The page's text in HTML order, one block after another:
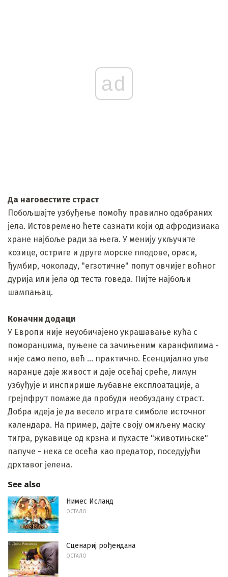
ad
Да наговестите страст
Побољшајте узбуђење помоћу правилно одабраних
јела. Истовремено ћете сазнати који од афродизиака
хране најбоље ради за њега. У менију укључите
козице, остриге и друге морске плодове, ораси,
ђумбир, чоколаду, "егзотичне" попут овчијег воћног
дурија или јела од теста говеда. Пијте најбољи
шампањац.
Коначни додаци
У Европи није неуобичајено украшавање кућа с
поморанџима, пуњене са зачињеним каранфилима -
није само лепо, већ ... практично. Есенцијално уље
наранџе даје живост и даје осећај среће, лимун
узбуђује и инспирише љубавне експлоатације, а
грејпфрут помаже да пробуди необуздану страст.
Добра идеја је да весело играте симболе источног
календара. На пример, дајте своју омиљену маску
тигра, рукавице од крзна и пухасте "животињске"
папуче - нека се осећа као предатор, поседујући
дрхтавог јелена.
See also
Нимес Исланд
ОСТАЛО
Сценариј рођендана
ОСТАЛО